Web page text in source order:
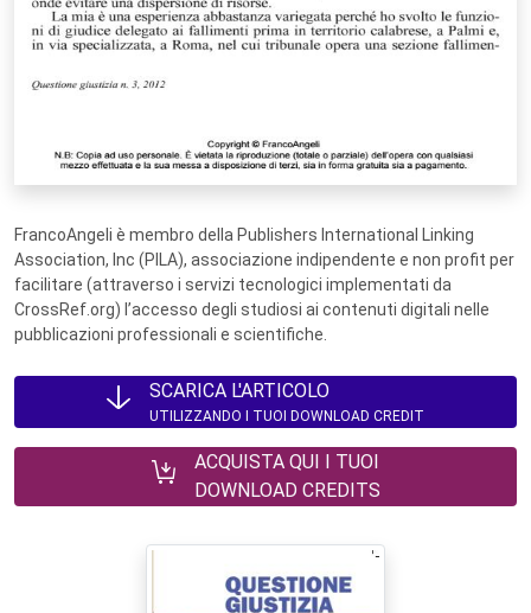
FrancoAngeli è membro della Publishers International Linking
Association, Inc (PILA), associazione indipendente e non profit per
facilitare (attraverso i servizi tecnologici implementati da
CrossRef.org) l’accesso degli studiosi ai contenuti digitali nelle
pubblicazioni professionali e scientifiche.
SCARICA L'ARTICOLO
UTILIZZANDO I TUOI DOWNLOAD CREDIT
ACQUISTA QUI I TUOI
DOWNLOAD CREDITS